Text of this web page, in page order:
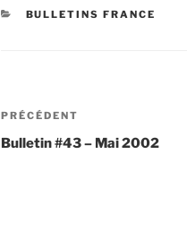
CATÉGORIES
BULLETINS FRANCE
Navigation
de
Article
précédent
PRÉCÉDENT
Bulletin #43 – Mai 2002